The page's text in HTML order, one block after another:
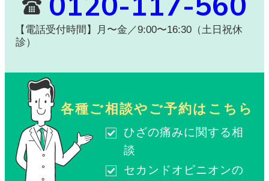
【電話受付時間】月〜金／9:00〜16:30（土日祝休
診）
各種ご相談やご予約はこちら
ひざの痛みに関する相
談
セカンドオピニオンの